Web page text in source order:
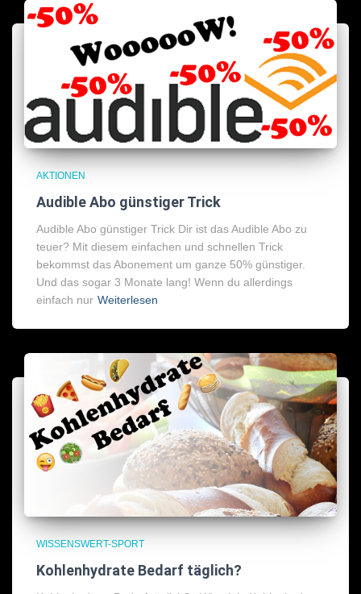
AKTIONEN
Audible Abo günstiger Trick
Audible Abo günstiger Trick Dir ist das Audible Abo zu
teuer? Mit diesem einfachen und schnellen Trick
bekommst das Abonement um ganze 50% günstiger.
Und das sogar 3 Monate lang! Wenn du allerdings
einfach nur Weiterlesen
WISSENSWERT-SPORT
Kohlenhydrate Bedarf täglich?